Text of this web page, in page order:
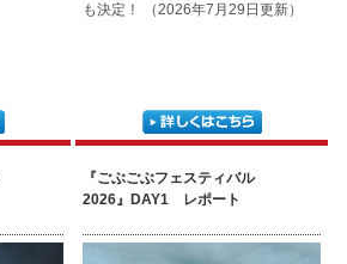
も決定！
（2026年7月29日更新）
『ごぶごぶフェスティバル
2026』DAY1 レポート